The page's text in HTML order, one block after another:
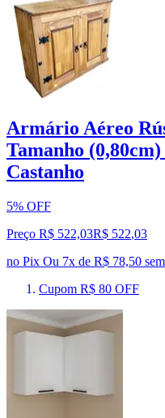
Armário Aéreo
Tamanho
Castanho
5% OFF
Preço R$ 522,03R$ 522,03
no Pix Ou 7x de R$ 78,50
Cupom R$ 80 OFF